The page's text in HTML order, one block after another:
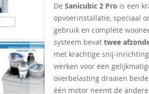
De Sanicubic 2 Pro is een
opvoerinstallatie, speciaal
gebruik en complete
systeem bevat twee
met krachtige snij-
werken voor een
overbelasting draaien
één motor neemt de